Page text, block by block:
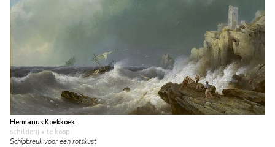
Hermanus Koekkoek
schilderij • te koop
Schipbreuk voor een rotskust